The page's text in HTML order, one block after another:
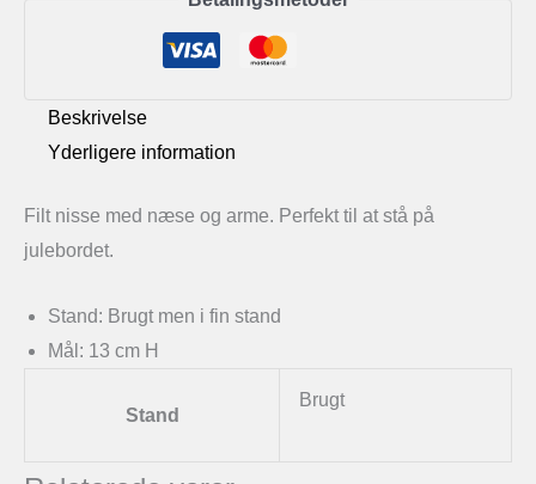
Beskrivelse
Yderligere information
Filt nisse med næse og arme. Perfekt til at stå på
julebordet.
Stand: Brugt men i fin stand
Mål: 13 cm H
Stand
Brugt